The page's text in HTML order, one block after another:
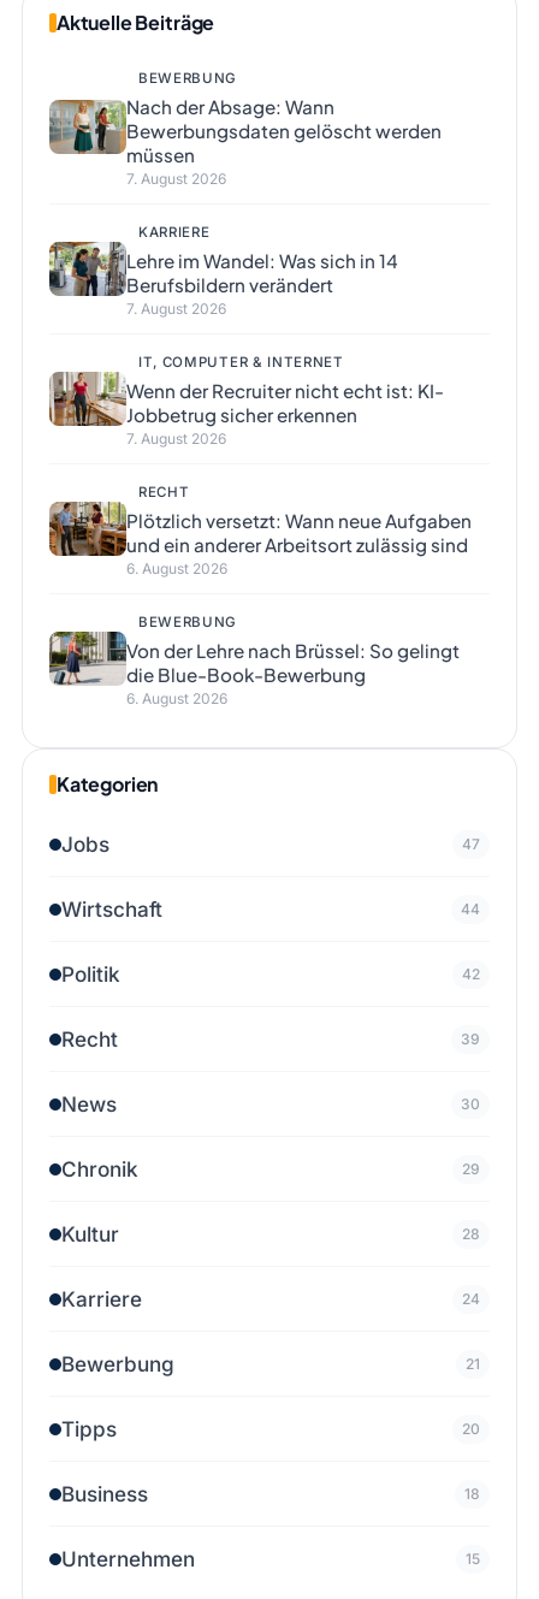
Aktuelle Beiträge
BEWERBUNG
Nach der Absage: Wann
Bewerbungsdaten gelöscht werden
müssen
7. August 2026
KARRIERE
Lehre im Wandel: Was sich in 14
Berufsbildern verändert
7. August 2026
IT, COMPUTER & INTERNET
Wenn der Recruiter nicht echt ist: KI-
Jobbetrug sicher erkennen
7. August 2026
RECHT
Plötzlich versetzt: Wann neue Aufgaben
und ein anderer Arbeitsort zulässig sind
6. August 2026
BEWERBUNG
Von der Lehre nach Brüssel: So gelingt
die Blue-Book-Bewerbung
6. August 2026
Kategorien
Jobs 47
Wirtschaft 44
Politik 42
Recht 39
News 30
Chronik 29
Kultur 28
Karriere 24
Bewerbung 21
Tipps 20
Business 18
Unternehmen 15